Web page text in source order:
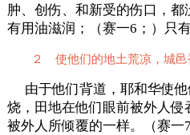
肿、创伤、和新受的伤口，
有用油滋润；（赛一6；）只
２ 使他们的地土荒凉，城邑
由于他们背道，耶和华使
烧，田地在他们眼前被外人侵
被外人所倾覆的一样。（赛一7